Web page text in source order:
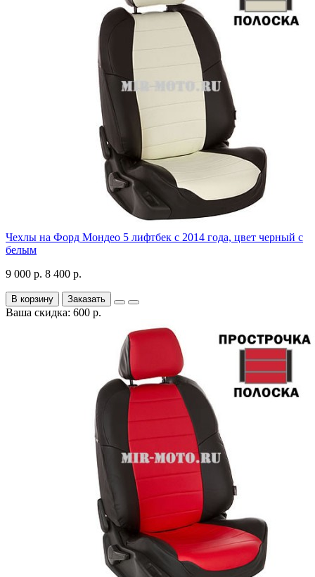
Чехлы на Форд Мондео 5 лифтбек с 2014 года, цвет черный с
белым
9 000 р. 8 400 р.
В корзину Заказать
Ваша скидка: 600 р.